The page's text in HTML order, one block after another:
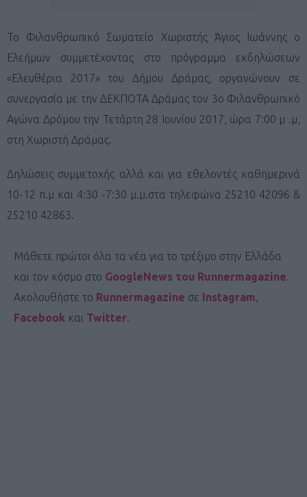
Το Φιλανθρωπικό Σωματείο Χωριστής Άγιος Ιωάννης ο
Ελεήμων συμμετέχοντας στο πρόγραμμα εκδηλώσεων
«Ελευθέρια 2017» του Δήμου Δράμας, οργανώνουν σε
συνεργασία με την ΔΕΚΠΟΤΑ Δράμας τον 3ο Φιλανθρωπικό
Αγώνα Δρόμου την Τετάρτη 28 Ιουνίου 2017, ώρα 7:00 μ .μ,
στη Χωριστή Δράμας.
Δηλώσεις συμμετοχής αλλά και για εθελοντές καθημερινά
10-12 π.μ και 4:30 -7:30 μ.μ.στα τηλεφώνα 25210 42096 &
25210 42863.
Μάθετε πρώτοι όλα τα νέα για το τρέξιμο στην Ελλάδα
και τον κόσμο στο GoogleNews του Runnermagazine.
Ακολουθήστε το Runnermagazine σε Instagram,
Facebook και Twitter.